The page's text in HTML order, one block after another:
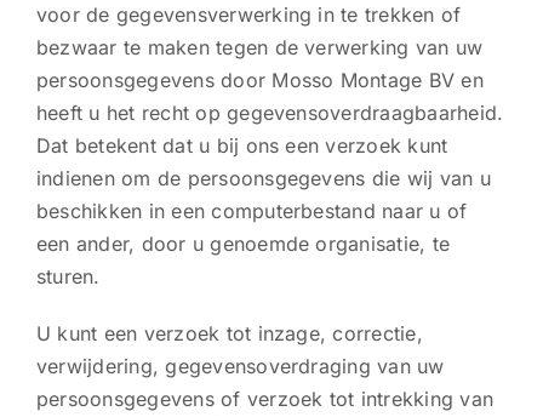
voor de gegevensverwerking in te trekken of
bezwaar te maken tegen de verwerking van uw
persoonsgegevens door Mosso Montage BV en
heeft u het recht op gegevensoverdraagbaarheid.
Dat betekent dat u bij ons een verzoek kunt
indienen om de persoonsgegevens die wij van u
beschikken in een computerbestand naar u of
een ander, door u genoemde organisatie, te
sturen.
U kunt een verzoek tot inzage, correctie,
verwijdering, gegevensoverdraging van uw
persoonsgegevens of verzoek tot intrekking van